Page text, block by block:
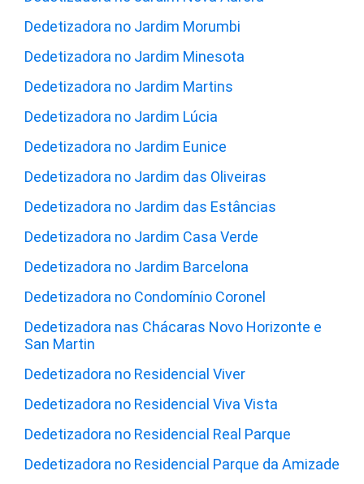
Dedetizadora no Jardim Morumbi
Dedetizadora no Jardim Minesota
Dedetizadora no Jardim Martins
Dedetizadora no Jardim Lúcia
Dedetizadora no Jardim Eunice
Dedetizadora no Jardim das Oliveiras
Dedetizadora no Jardim das Estâncias
Dedetizadora no Jardim Casa Verde
Dedetizadora no Jardim Barcelona
Dedetizadora no Condomínio Coronel
Dedetizadora nas Chácaras Novo Horizonte e
San Martin
Dedetizadora no Residencial Viver
Dedetizadora no Residencial Viva Vista
Dedetizadora no Residencial Real Parque
Dedetizadora no Residencial Parque da Amizade